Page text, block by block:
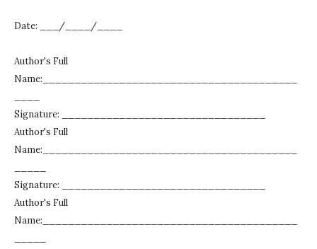
Date: ___/____/____
Author's Full
Name:________________________________________
Signature: ________________________________
Author's Full
Name:________________________________________
Signature: ________________________________
Author's Full
Name:________________________________________